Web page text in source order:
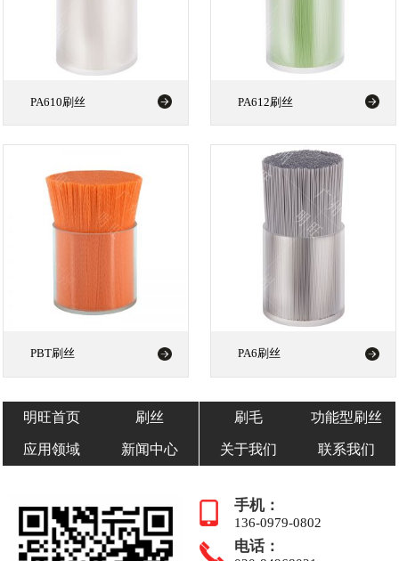
PA610刷丝 PA612刷丝
PBT刷丝 PA6刷丝
明旺首页 刷丝 刷毛 功能型刷丝
应用领域 新闻中心 关于我们 联系我们
手机：
136-0979-0802
电话：